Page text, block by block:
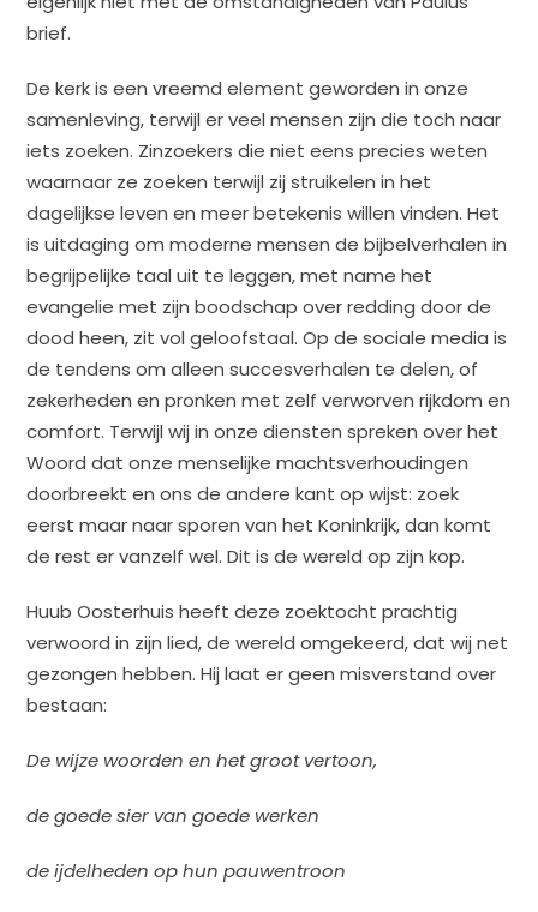
brief.
De kerk is een vreemd element geworden in onze
samenleving, terwijl er veel mensen zijn die toch naar
iets zoeken. Zinzoekers die niet eens precies weten
waarnaar ze zoeken terwijl zij struikelen in het
dagelijkse leven en meer betekenis willen vinden. Het
is uitdaging om moderne mensen de bijbelverhalen in
begrijpelijke taal uit te leggen, met name het
evangelie met zijn boodschap over redding door de
dood heen, zit vol geloofstaal. Op de sociale media is
de tendens om alleen succesverhalen te delen, of
zekerheden en pronken met zelf verworven rijkdom en
comfort. Terwijl wij in onze diensten spreken over het
Woord dat onze menselijke machtsverhoudingen
doorbreekt en ons de andere kant op wijst: zoek
eerst maar naar sporen van het Koninkrijk, dan komt
de rest er vanzelf wel. Dit is de wereld op zijn kop.
Huub Oosterhuis heeft deze zoektocht prachtig
verwoord in zijn lied, de wereld omgekeerd, dat wij net
gezongen hebben. Hij laat er geen misverstand over
bestaan:
De wijze woorden en het groot vertoon,
de goede sier van goede werken
de ijdelheden op hun pauwentroon